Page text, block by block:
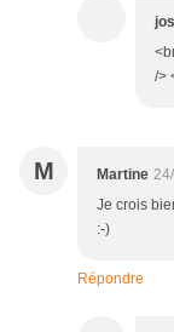
/>
M Martine
Je crois
:-)
Répondre